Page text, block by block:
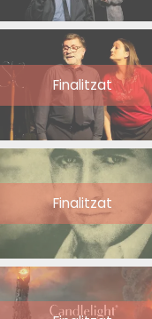
Finalitzat
Finalitzat